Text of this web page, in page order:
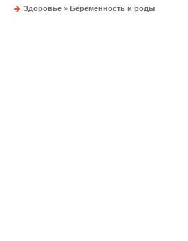
Здоровье » Беременность и роды